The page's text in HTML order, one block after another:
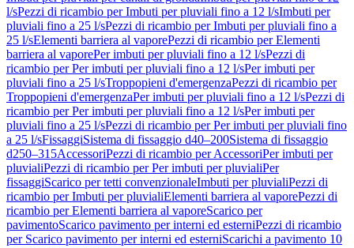
l/sPezzi di ricambio per Imbuti per pluviali fino a 12 l/sImbuti per
pluviali fino a 25 l/sPezzi di ricambio per Imbuti per pluviali fino a
25 l/sElementi barriera al vaporePezzi di ricambio per Elementi
barriera al vaporePer imbuti per pluviali fino a 12 l/sPezzi di
ricambio per Per imbuti per pluviali fino a 12 l/sPer imbuti per
pluviali fino a 25 l/sTroppopieni d'emergenzaPezzi di ricambio per
Troppopieni d'emergenzaPer imbuti per pluviali fino a 12 l/sPezzi di
ricambio per Per imbuti per pluviali fino a 12 l/sPer imbuti per
pluviali fino a 25 l/sPezzi di ricambio per Per imbuti per pluviali fino
a 25 l/sFissaggiSistema di fissaggio d40–200Sistema di fissaggio
d250–315AccessoriPezzi di ricambio per AccessoriPer imbuti per
pluvialiPezzi di ricambio per Per imbuti per pluvialiPer
fissaggiScarico per tetti convenzionaleImbuti per pluvialiPezzi di
ricambio per Imbuti per pluvialiElementi barriera al vaporePezzi di
ricambio per Elementi barriera al vaporeScarico per
pavimentoScarico pavimento per interni ed esterniPezzi di ricambio
per Scarico pavimento per interni ed esterniScarichi a pavimento 10